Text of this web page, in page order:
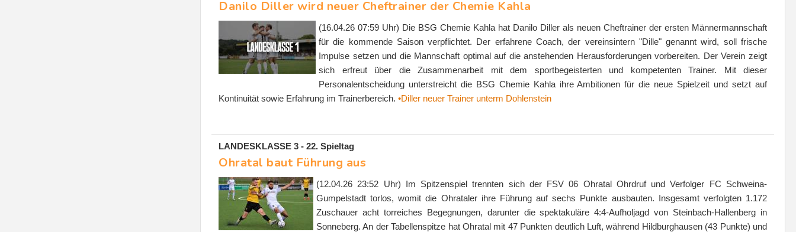
Danilo Diller wird neuer Cheftrainer der Chemie Kahla
(16.04.26 07:59 Uhr) Die BSG Chemie Kahla hat Danilo Diller als neuen Cheftrainer der ersten Männermannschaft
für die kommende Saison verpflichtet. Der erfahrene Coach, der vereinsintern "Dille" genannt wird, soll frische
Impulse setzen und die Mannschaft optimal auf die anstehenden Herausforderungen vorbereiten. Der Verein zeigt
sich erfreut über die Zusammenarbeit mit dem sportbegeisterten und kompetenten Trainer. Mit dieser
Personalentscheidung unterstreicht die BSG Chemie Kahla ihre Ambitionen für die neue Spielzeit und setzt auf
Kontinuität sowie Erfahrung im Trainerbereich. •Diller neuer Trainer unterm Dohlenstein
LANDESKLASSE 3 - 22. Spieltag
Ohratal baut Führung aus
(12.04.26 23:52 Uhr) Im Spitzenspiel trennten sich der FSV 06 Ohratal Ohrdruf und Verfolger FC Schweina-
Gumpelstadt torlos, womit die Ohrataler ihre Führung auf sechs Punkte ausbauten. Insgesamt verfolgten 1.172
Zuschauer acht torreiches Begegnungen, darunter die spektakuläre 4:4-Aufholjagd von Steinbach-Hallenberg in
Sonneberg. An der Tabellenspitze hat Ohratal mit 47 Punkten deutlich Luft, während Hildburghausen (43 Punkte) und